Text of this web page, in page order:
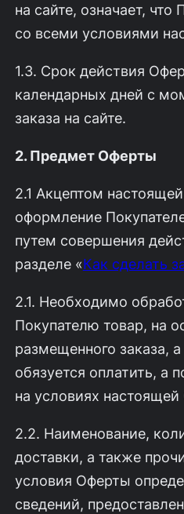
на сайте, означает, что
со всеми условиями
1.3. Срок действия
календарных дней с
заказа на сайте.
2. Предмет Оферты
2.1 Акцептом
оформление
путем совершения
разделе «Как сделать
2.1. Необходимо
Покупателю товар, на
размещенного заказа,
обязуется оплатить, а
на условиях
2.2. Наименование,
доставки, а также
условия Оферты
сведений,